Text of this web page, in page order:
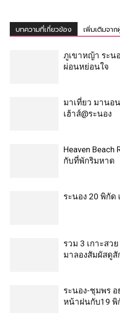
บทความที่เกี่ยวข้อง เพิ่มเติมจาก
ภูเขาหญ้า ระน
ผ่อนหย่อนใจ
มาเที่ยว มานอ
เฮ้าส์@ระนอง
Heaven
กับที่พักริมหาด
ระนอง 20 พิกั
รวม 3 เกาะสว
มาลองสัมผัสดูสั
ระนอง-ชุมพร อ
หน้าฝนกับ19 พิ